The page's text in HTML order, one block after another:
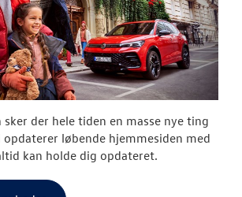
sker der hele tiden en masse nye ting
løbende hjemmesiden med
kan holde dig opdateret.